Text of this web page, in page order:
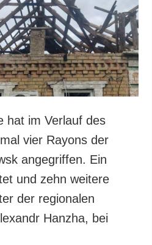
hat im Verlauf des
vier Rayons der
angegriffen. Ein
und zehn weitere
der regionalen
Hanzha, bei